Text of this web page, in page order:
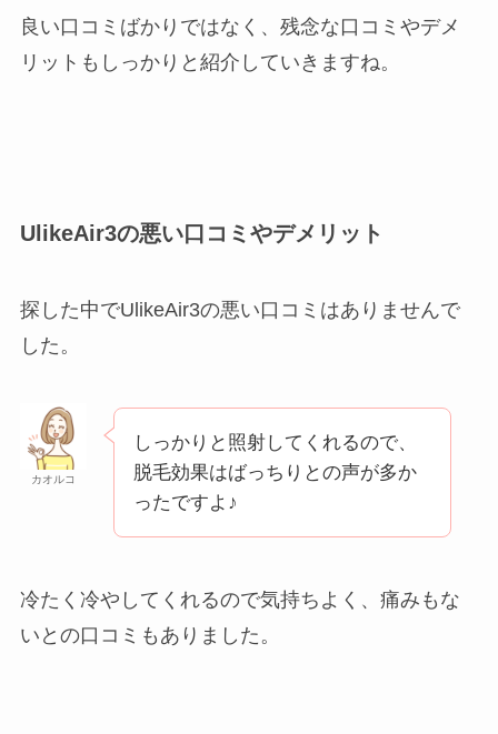
良い口コミばかりではなく、残念な口コミやデメ
リットもしっかりと紹介していきますね。
UlikeAir3の悪い口コミやデメリット
探した中でUlikeAir3の悪い口コミはありませんで
した。
カオルコ
しっかりと照射してくれるので、
脱毛効果はばっちりとの声が多か
ったですよ♪
冷たく冷やしてくれるので気持ちよく、痛みもな
いとの口コミもありました。